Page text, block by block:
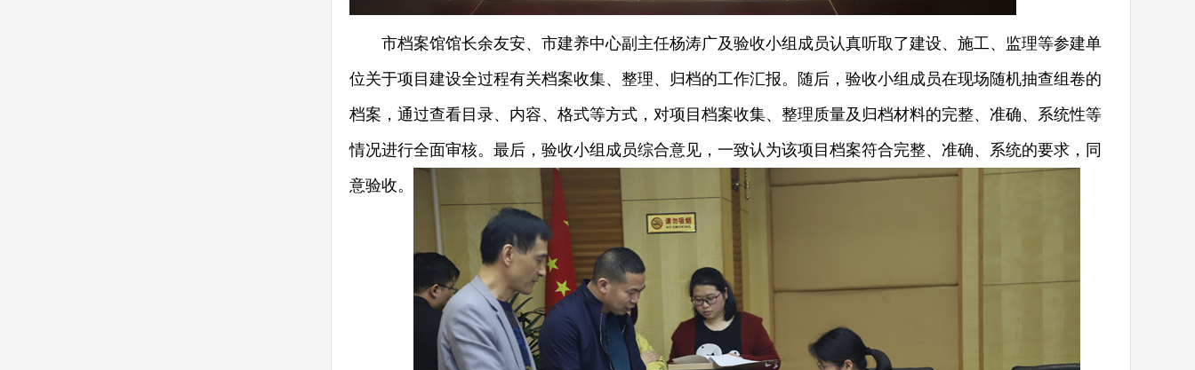
市档案馆馆长余友安、市建养中心副主任杨涛广及验收小组成员认真听取了建设、施工、监理等参建单
位关于项目建设全过程有关档案收集、整理、归档的工作汇报。随后，验收小组成员在现场随机抽查组卷的
档案，通过查看目录、内容、格式等方式，对项目档案收集、整理质量及归档材料的完整、准确、系统性等
情况进行全面审核。最后，验收小组成员综合意见，一致认为该项目档案符合完整、准确、系统的要求，同
意验收。